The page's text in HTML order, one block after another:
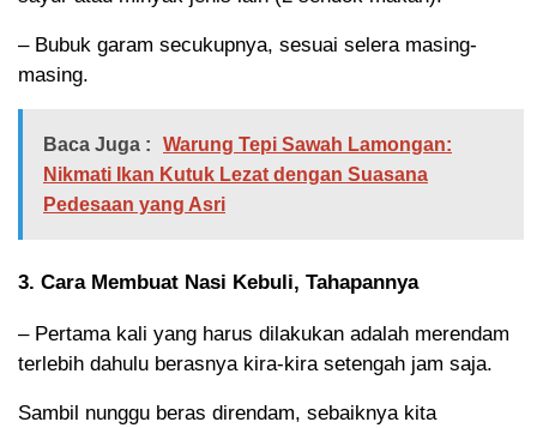
– Bubuk garam secukupnya, sesuai selera masing-
masing.
Baca Juga :
Warung Tepi Sawah Lamongan:
Nikmati Ikan Kutuk Lezat dengan Suasana
Pedesaan yang Asri
3. Cara Membuat Nasi Kebuli, Tahapannya
– Pertama kali yang harus dilakukan adalah merendam
terlebih dahulu berasnya kira-kira setengah jam saja.
Sambil nunggu beras direndam, sebaiknya kita